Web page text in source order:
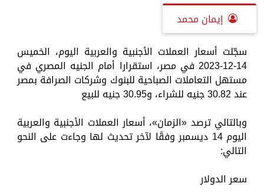
إيمان محمد
سجّلت أسعار العملات الأجنبية والعربية اليوم، الخميس
14-12-2023 في مصر، استقرارا أمام الجنيه المصري في
مستهل التعاملات الصباحية للبنوك وشركات الصرافة بمصر
عند 30.82 جنيه للشراء، و30.95 جنيه للبيع
وبالتالي ترصد «الزمان»، أسعار العملات الأجنبية والعربية
اليوم 14 ديسمبر وفقًا لآخر تحديث لها وجاءت على النحو
التالي:
سعر الدولار